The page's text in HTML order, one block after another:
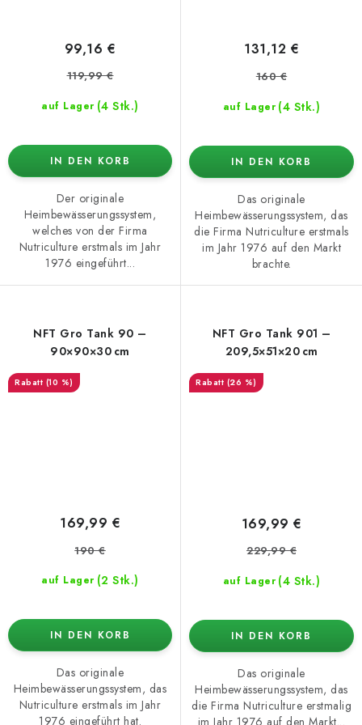
auf Lager (4 Stk.)
99,16 €
119,99 €
IN DEN KORB
Der originale
Heimbewässerungssystem,
welches von der Firma
Nutriculture erstmals im Jahr
1976 eingeführt...
auf Lager (4 Stk.)
131,12 €
160 €
IN DEN KORB
Das originale
Heimbewässerungssystem, das
die Firma Nutriculture erstmals
im Jahr 1976 auf den Markt
brachte.
NFT Gro Tank 90 –
90×90×30 cm
(10 %)
auf Lager (2 Stk.)
169,99 €
190 €
IN DEN KORB
Das originale
Heimbewässerungssystem, das
Nutriculture erstmals im Jahr
1976 eingeführt hat.
NFT Gro Tank 901 –
209,5×51×20 cm
(26 %)
auf Lager (4 Stk.)
169,99 €
229,99 €
IN DEN KORB
Das originale
Heimbewässerungssystem, das
die Firma Nutriculture erstmalig